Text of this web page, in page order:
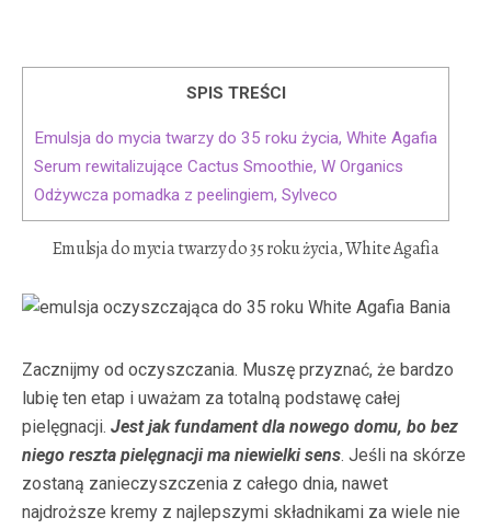
SPIS TREŚCI
Emulsja do mycia twarzy do 35 roku życia, White Agafia
Serum rewitalizujące Cactus Smoothie, W Organics
Odżywcza pomadka z peelingiem, Sylveco
Emulsja do mycia twarzy do 35 roku życia, White Agafia
Zacznijmy od oczyszczania. Muszę przyznać, że bardzo
lubię ten etap i uważam za totalną podstawę całej
pielęgnacji. Jest jak fundament dla nowego domu, bo bez
niego reszta pielęgnacji ma niewielki sens. Jeśli na skórze
zostaną zanieczyszczenia z całego dnia, nawet
najdroższe kremy z najlepszymi składnikami za wiele nie